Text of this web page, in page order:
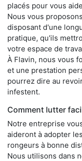
placés pour vous
Nous vous
disposant d'une
pratique, qu'ils
votre espace de
À Flavin, nous vous
et une prestation
pourrez dire au
infestent.
Comment lutter
Notre entreprise
aideront à adopter
rongeurs à bonne
Nous utilisons dans